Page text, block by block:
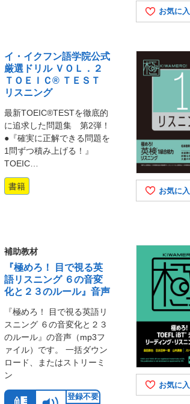
お気に
イ・イクフン語学院公式
厳選ドリル ＶＯＬ．２
ＴＯＥＩＣ® ＴＥＳＴ
リスニング
最新TOEIC®TESTを徹底的
に追求した問題集 第2弾！
●『確実に正解できる問題を
1問ずつ積み上げる！』
TOEIC…
書籍 お気に
補助教材
『極めろ！ 目で視る英
語リスニング ６の音変
化と２３のルール』音声
『極めろ！ 目で視る英語リ
スニング ６の音変化と２３
のルール』の音声（mp3フ
ァイル）です。 一括ダウン
ロード、またはストリーミ
ン
登録不要
お気に